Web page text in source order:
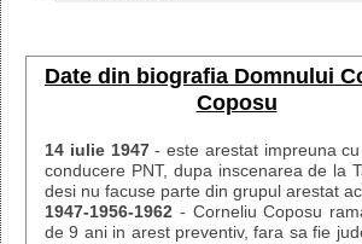
Date din biografia Domnului
Coposu
14 iulie 1947- este arestat impreuna cu
conducere PNT, dupa inscenarea de la
desi nu facuse parte din grupul arestat
1947-1956-1962 - Corneliu Coposu
de 9 ani in arest preventiv, fara sa fie